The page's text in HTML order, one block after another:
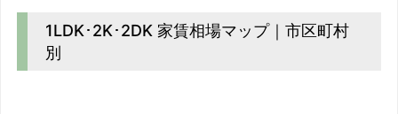
1LDK･2K･2DK 家賃相場マップ｜市区町村
別